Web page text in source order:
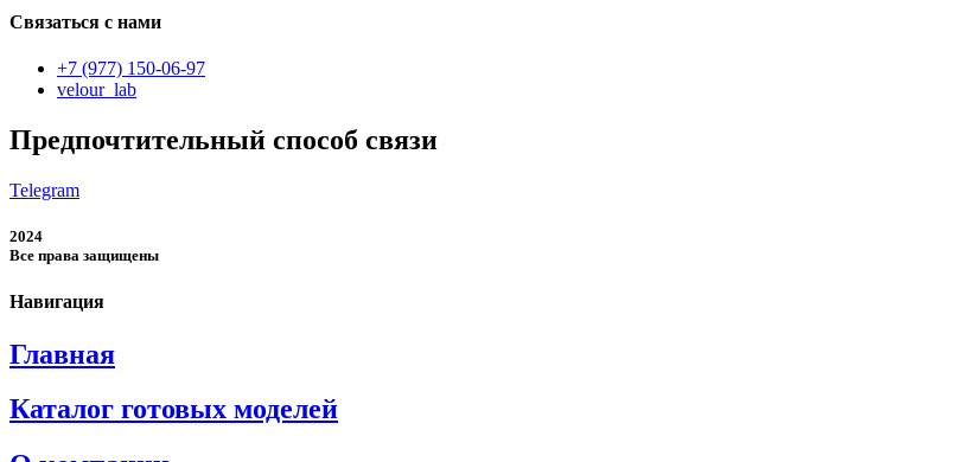
Связаться с нами
+7 (977) 150-06-97
velour_lab
Предпочтительный способ связи
Telegram
2024
Все права защищены
Навигация
Главная
Каталог готовых моделей